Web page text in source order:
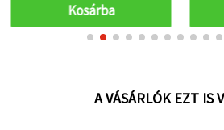
Kosárba
A VÁSÁRLÓK EZT IS